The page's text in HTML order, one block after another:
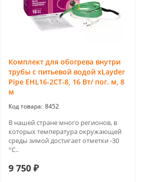
Комплект для обогрева внутри
трубы с питьевой водой xLayder
Pipe EHL16-2CT-8, 16 Вт/ пог. м, 8
м
8452
В нашей стране много регионов, в
которых температура окружающей
среды зимой достигает отметки -30
°С..
9 750 ₽